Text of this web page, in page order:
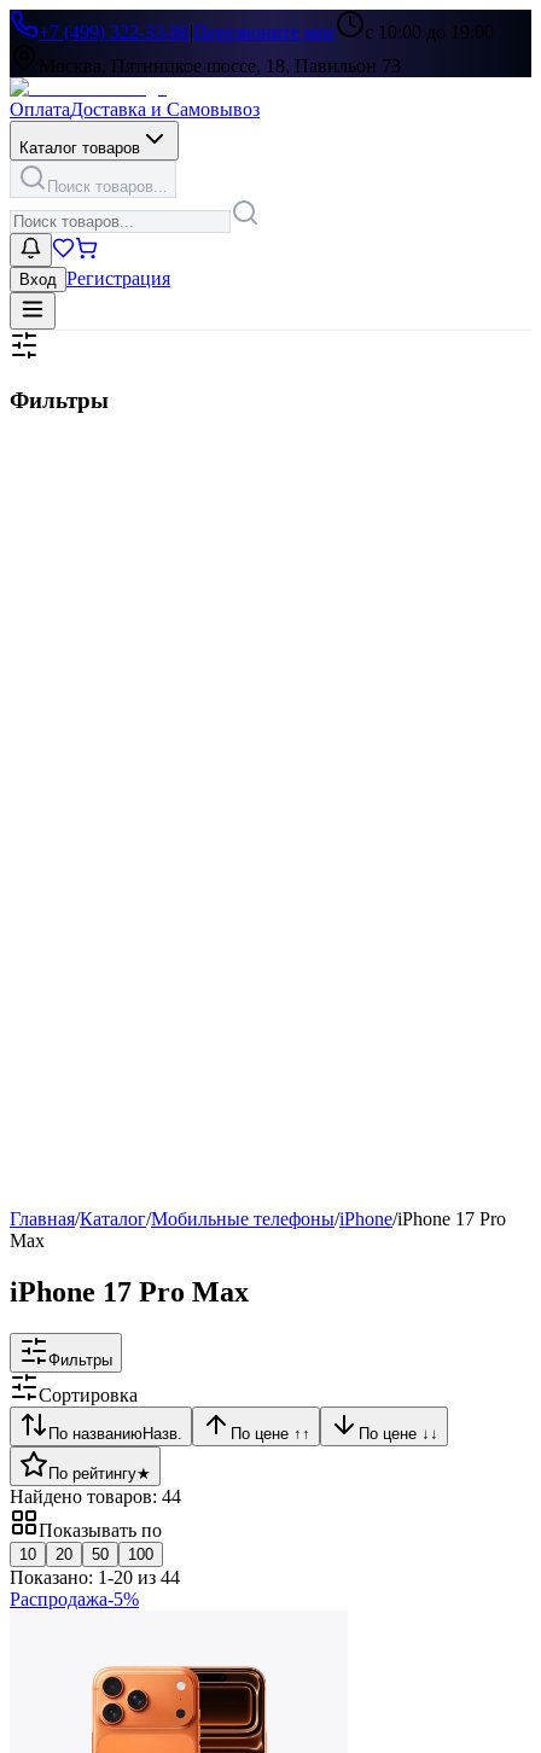
+7 (499) 322-33-86|Перезвоните мне
с 10:00 до 19:00
Москва, Пятницкое шоссе, 18, Павильон 73
ОплатаДоставка и Самовывоз
Каталог товаров
Поиск товаров...
Вход Регистрация
Фильтры
Главная/Каталог/Мобильные телефоны/iPhone/iPhone 17 Pro
Max
iPhone 17 Pro Max
Фильтры
Сортировка
По названиюНазв. По цене ↑ ↑ По цене ↓ ↓
По рейтингу★
Найдено товаров: 44
Показывать по
10 20 50 100
Показано: 1-20 из 44
Распродажа-5%